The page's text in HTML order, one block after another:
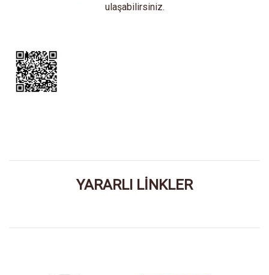
ulaşabilirsiniz.
YARARLI LİNKLER